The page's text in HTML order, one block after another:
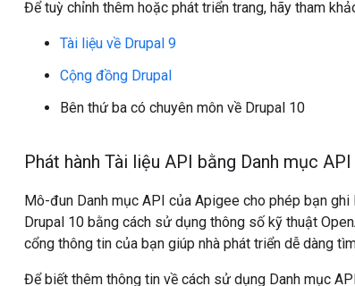
Để tuỳ chỉnh thêm hoặc phát triển trang, hãy tham
Tài liệu về Drupal 9
Cộng đồng Drupal
Bên thứ ba có chuyên môn về Drupal 10
Phát hành Tài liệu API bằng Danh mục
Mô-đun Danh mục API của Apigee cho phép bạn
Drupal 10 bằng cách sử dụng thông số kỹ thuật
cổng thông tin của bạn giúp nhà phát triển dễ dàng
Để biết thêm thông tin về cách sử dụng Danh mục